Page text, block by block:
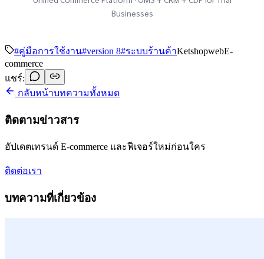
Businesses
#คู่มือการใช้งาน#version 8#ระบบร้านค้าKetshopwebE-
commerce
แชร์:
กลับหน้าบทความทั้งหมด
ติดตามข่าวสาร
อัปเดตเทรนด์ E-commerce และฟีเจอร์ใหม่ก่อนใคร
ติดต่อเรา
บทความที่เกี่ยวข้อง